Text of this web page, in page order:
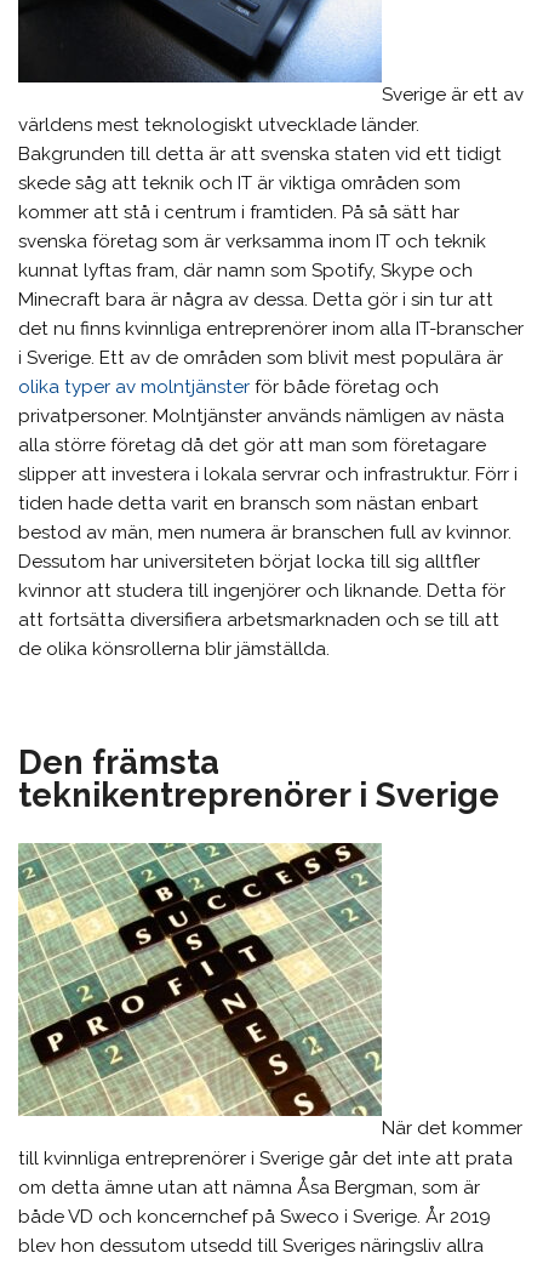
Sverige är ett av
världens mest teknologiskt utvecklade länder.
Bakgrunden till detta är att svenska staten vid ett tidigt
skede såg att teknik och IT är viktiga områden som
kommer att stå i centrum i framtiden. På så sätt har
svenska företag som är verksamma inom IT och teknik
kunnat lyftas fram, där namn som Spotify, Skype och
Minecraft bara är några av dessa. Detta gör i sin tur att
det nu finns kvinnliga entreprenörer inom alla IT-branscher
i Sverige. Ett av de områden som blivit mest populära är
olika typer av molntjänster för både företag och
privatpersoner. Molntjänster används nämligen av nästa
alla större företag då det gör att man som företagare
slipper att investera i lokala servrar och infrastruktur. Förr i
tiden hade detta varit en bransch som nästan enbart
bestod av män, men numera är branschen full av kvinnor.
Dessutom har universiteten börjat locka till sig alltfler
kvinnor att studera till ingenjörer och liknande. Detta för
att fortsätta diversifiera arbetsmarknaden och se till att
de olika könsrollerna blir jämställda.
Den främsta
teknikentreprenörer i Sverige
När det kommer
till kvinnliga entreprenörer i Sverige går det inte att prata
om detta ämne utan att nämna Åsa Bergman, som är
både VD och koncernchef på Sweco i Sverige. År 2019
blev hon dessutom utsedd till Sveriges näringsliv allra